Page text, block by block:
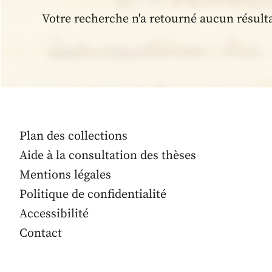
Votre recherche n'a retourné aucun
Plan des collections
Aide à la consultation des thèses
Mentions légales
Politique de confidentialité
Accessibilité
Contact